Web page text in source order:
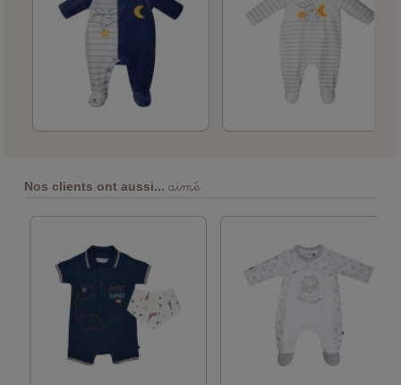
Nos clients ont aussi... aimé